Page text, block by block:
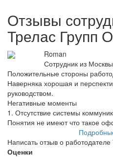
Отзывы
Трелас Групп
Roman
Сотрудник из Москвы
Положительные стороны
Наверняка хорошая и
руководством.
Негативные моменты
1. Отсутствие системы
Понятия не имеют что такое
Написать отзыв о
Оценки